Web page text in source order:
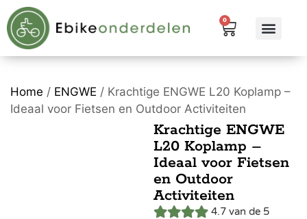
0
Home / ENGWE / Krachtige ENGWE L20 Koplamp –
Ideaal voor Fietsen en Outdoor Activiteiten
Krachtige ENGWE
L20 Koplamp –
Ideaal voor Fietsen
en Outdoor
Activiteiten
4.7 van de 5